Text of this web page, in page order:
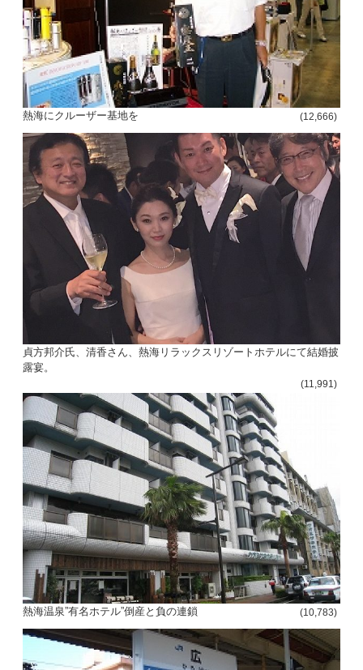
熱海にクルーザー基地を (12,666)
貞方邦介氏、清香さん、熱海リラックスリゾートホテルにて結婚披
露宴。
(11,991)
熱海温泉”有名ホテル”倒産と負の連鎖 (10,783)